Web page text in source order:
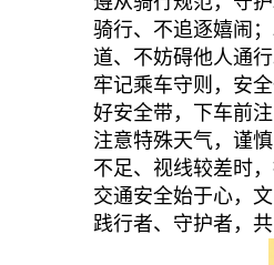
骑行、不追逐嬉闹
道、不妨碍他人通
牢记乘车守则，安
好安全带，下车前
注意特殊天气，谨
不足、视线较差时
交通安全始于心，
践行者、守护者，